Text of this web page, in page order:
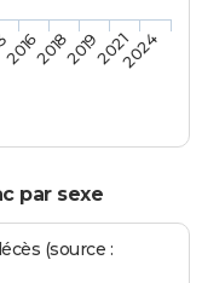
20162018201920212024
par sexe
(source :